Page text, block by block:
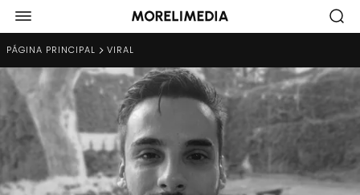
PÁGINA PRINCIPAL VIRAL